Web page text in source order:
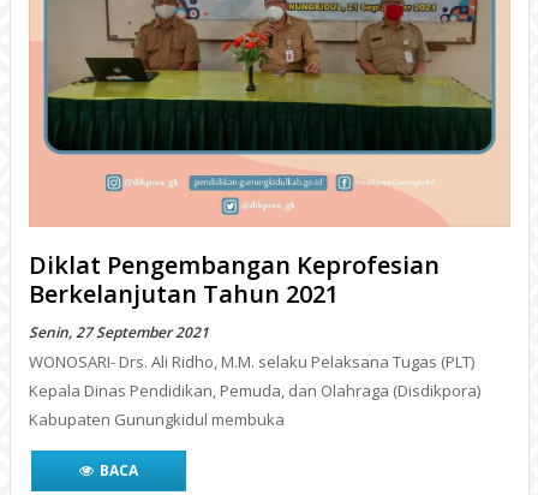
Diklat Pengembangan Keprofesian
Berkelanjutan Tahun 2021
Senin, 27 September 2021
WONOSARI- Drs. Ali Ridho, M.M. selaku Pelaksana Tugas (PLT)
Kepala Dinas Pendidikan, Pemuda, dan Olahraga (Disdikpora)
Kabupaten Gunungkidul membuka
BACA